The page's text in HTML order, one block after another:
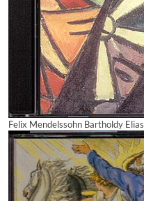
Felix Mendelssohn Bartholdy Elias